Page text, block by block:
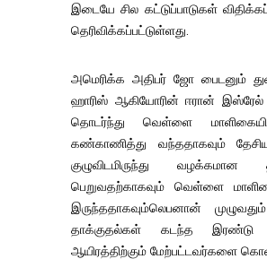
இடையே சில கட்டுப்பாடுகள்
தெரிவிக்கப்பட்டுள்ளது.
அமெரிக்க அதிபர் ஜோ பைடனும்
ஹாரிஸ் ஆகியோரின் ஈரான் இஸ்ரேல்
தொடர்ந்து வெள்ளை
கண்காணித்து வந்ததாகவும் தேசிய
குழுவிடமிருந்து
பெறுவதற்காகவும் வெள்ளை
இருந்ததாகவும்லெபனான்
தாக்குதல்கள் கடந்த இரண்டு
ஆயிரத்திற்கும் மேற்பட்டவர்களை